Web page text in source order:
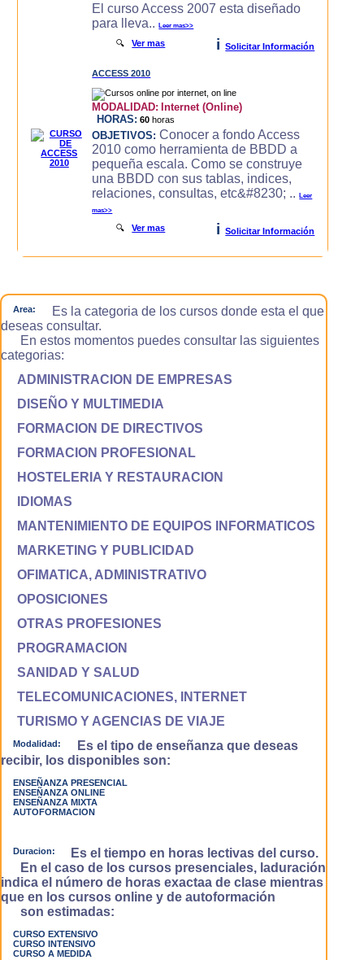
El curso Access 2007 esta diseñado
para lleva..Leer mas>>
🔍Ver mas i Solicitar Información
ACCESS 2010
MODALIDAD: Internet (Online)
HORAS: 60 horas
OBJETIVOS: Conocer a fondo Access
2010 como herramienta de BBDD a
pequeña escala. Como se construye
una BBDD con sus tablas, indices,
relaciones, consultas, etc&#8230; ..Leer
mas>>
🔍Ver mas i Solicitar Información
Area:
Es la categoria de los cursos donde esta el que
deseas consultar.
En estos momentos puedes consultar las siguientes
categorias:
ADMINISTRACION DE EMPRESAS
DISEÑO Y MULTIMEDIA
FORMACION DE DIRECTIVOS
FORMACION PROFESIONAL
HOSTELERIA Y RESTAURACION
IDIOMAS
MANTENIMIENTO DE EQUIPOS INFORMATICOS
MARKETING Y PUBLICIDAD
OFIMATICA, ADMINISTRATIVO
OPOSICIONES
OTRAS PROFESIONES
PROGRAMACION
SANIDAD Y SALUD
TELECOMUNICACIONES, INTERNET
TURISMO Y AGENCIAS DE VIAJE
Modalidad:
Es el tipo de enseñanza que deseas
recibir, los disponibles son:
ENSEÑANZA PRESENCIAL
ENSEÑANZA ONLINE
ENSEÑANZA MIXTA
AUTOFORMACION
Duracion:
Es el tiempo en horas lectivas del curso.
En el caso de los cursos presenciales, laduración
indica el número de horas exactaa de clase mientras
que en los cursos online y de autoformación
son estimadas:
CURSO EXTENSIVO
CURSO INTENSIVO
CURSO A MEDIDA